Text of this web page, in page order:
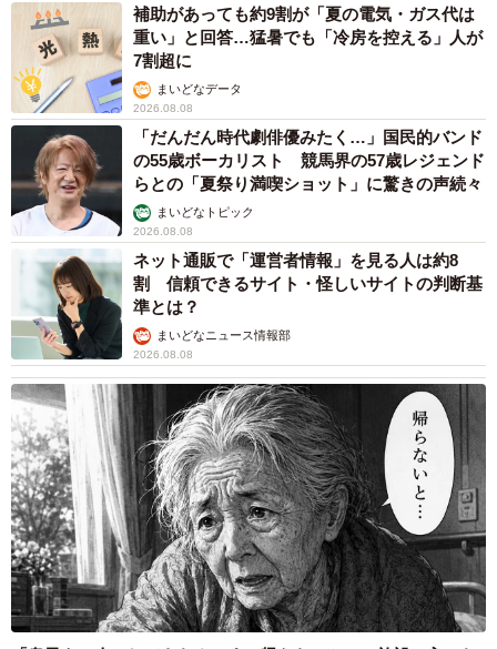
補助があっても約9割が「夏の電気・ガス代は
重い」と回答…猛暑でも「冷房を控える」人が
7割超に
まいどなデータ
2026.08.08
「だんだん時代劇俳優みたく…」国民的バンド
の55歳ボーカリスト 競馬界の57歳レジェンド
らとの「夏祭り満喫ショット」に驚きの声続々
まいどなトピック
2026.08.08
ネット通販で「運営者情報」を見る人は約8
割 信頼できるサイト・怪しいサイトの判断基
準とは？
まいどなニュース情報部
2026.08.08